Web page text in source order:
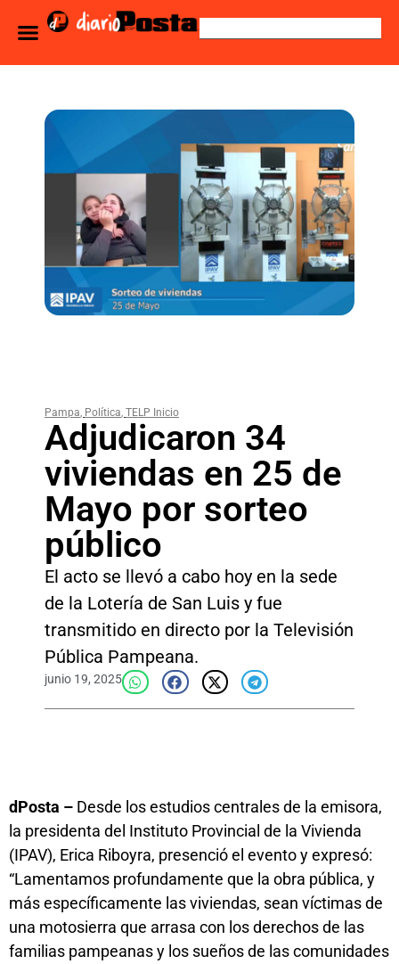
Pampa, Política, TELP Inicio
Adjudicaron 34
viviendas en 25 de
Mayo por sorteo
público
El acto se llevó a cabo hoy en la sede
de la Lotería de San Luis y fue
transmitido en directo por la Televisión
Pública Pampeana.
junio 19, 2025
dPosta – Desde los estudios centrales de la emisora,
la presidenta del Instituto Provincial de la Vivienda
(IPAV), Erica Riboyra, presenció el evento y expresó:
“Lamentamos profundamente que la obra pública, y
más específicamente las viviendas, sean víctimas de
una motosierra que arrasa con los derechos de las
familias pampeanas y los sueños de las comunidades